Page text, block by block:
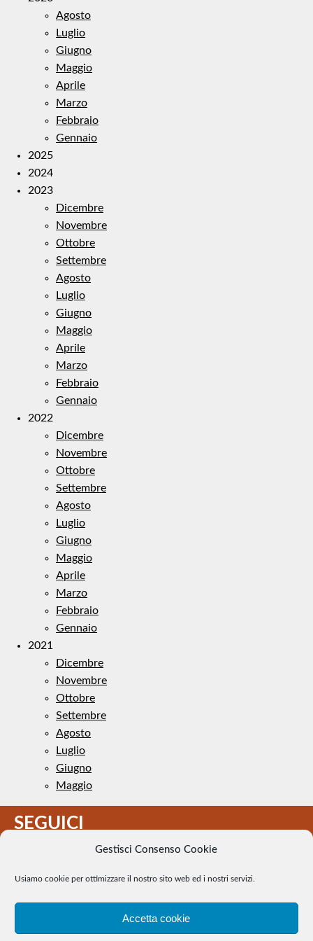
Gestisci Consenso Cookie
Usiamo cookie per ottimizzare il nostro sito web ed i nostri servizi.
Accetta cookie
Agosto
Luglio
Giugno
Maggio
Aprile
Marzo
Febbraio
Gennaio
2025
2024
2023
Dicembre
Novembre
Ottobre
Settembre
Agosto
Luglio
Giugno
Maggio
Aprile
Marzo
Febbraio
Gennaio
2022
Dicembre
Novembre
Ottobre
Settembre
Agosto
Luglio
Giugno
Maggio
Aprile
Marzo
Febbraio
Gennaio
2021
Dicembre
Novembre
Ottobre
Settembre
Agosto
Luglio
Giugno
Maggio
SEGUICI